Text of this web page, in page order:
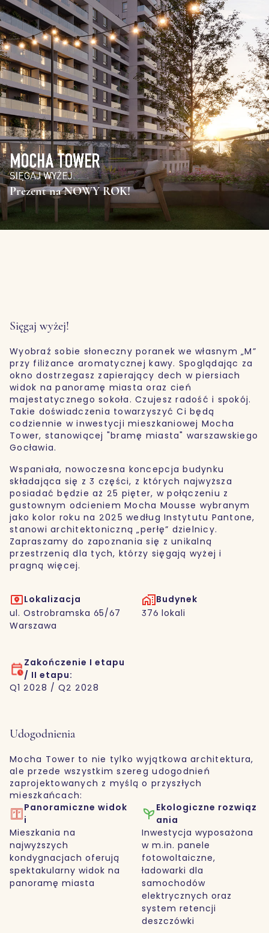
Prezent na NOWY ROK!
Sięgaj wyżej!
Wyobraź sobie słoneczny poranek we własnym „M”
przy filiżance aromatycznej kawy. Spoglądając za
okno dostrzegasz zapierający dech w piersiach
widok na panoramę miasta oraz cień
majestatycznego sokoła. Czujesz radość i spokój.
Takie doświadczenia towarzyszyć Ci będą
codziennie w inwestycji mieszkaniowej Mocha
Tower, stanowiącej "bramę miasta" warszawskiego
Gocławia.
Wspaniała, nowoczesna koncepcja budynku
składająca się z 3 części, z których najwyższa
posiadać będzie aż 25 pięter, w połączeniu z
gustownym odcieniem Mocha Mousse wybranym
jako kolor roku na 2025 według Instytutu Pantone,
stanowi architektoniczną „perłę” dzielnicy.
Zapraszamy do zapoznania się z unikalną
przestrzenią dla tych, którzy sięgają wyżej i
pragną więcej.
Lokalizacja
ul. Ostrobramska 65/67
Warszawa
Budynek
376 lokali
Zakończenie I etapu
/ II etapu:
Q1 2028 / Q2 2028
Udogodnienia
Mocha Tower to nie tylko wyjątkowa architektura,
ale przede wszystkim szereg udogodnień
zaprojektowanych z myślą o przyszłych
mieszkańcach:
Panoramiczne widok
i
Mieszkania na
najwyższych
kondygnacjach oferują
spektakularny widok na
panoramę miasta
Ekologiczne rozwiąz
ania
Inwestycja wyposażona
w m.in. panele
fotowoltaiczne,
ładowarki dla
samochodów
elektrycznych oraz
system retencji
deszczówki